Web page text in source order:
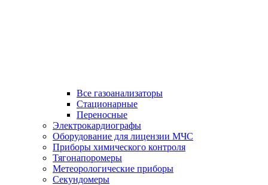
Все газоанализаторы
Cтационарные
Переносные
Электрокардиографы
Оборудование для лицензии МЧС
Приборы химического контроля
Тягонапоромеры
Метеорологические приборы
Секундомеры